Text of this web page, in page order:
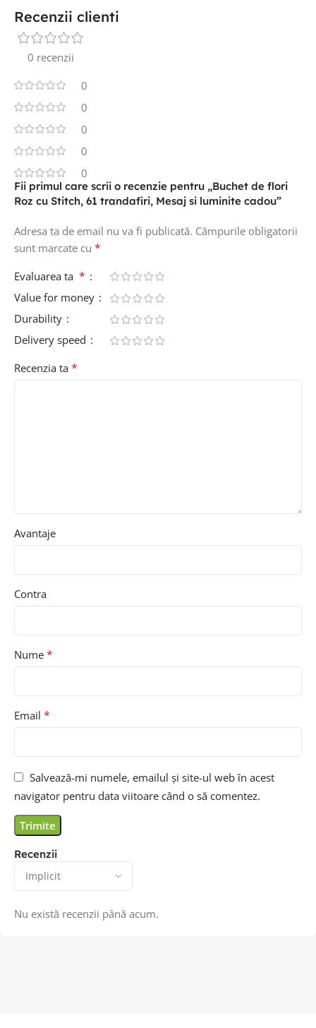
Recenzii clienti
0 recenzii
0
0
0
0
0
Recenzii
Nu există recenzii până acum.
Fii primul care scrii o recenzie pentru „Buchet de flori
Roz cu Stitch, 61 trandafiri, Mesaj si luminite cadou”
Adresa ta de email nu va fi publicată. Câmpurile obligatorii
sunt marcate cu *
Evaluarea ta *
Value for money
Durability
Delivery speed
Recenzia ta *
Avantaje
Contra
Nume *
Email *
Salvează-mi numele, emailul și site-ul web în acest
navigator pentru data viitoare când o să comentez.